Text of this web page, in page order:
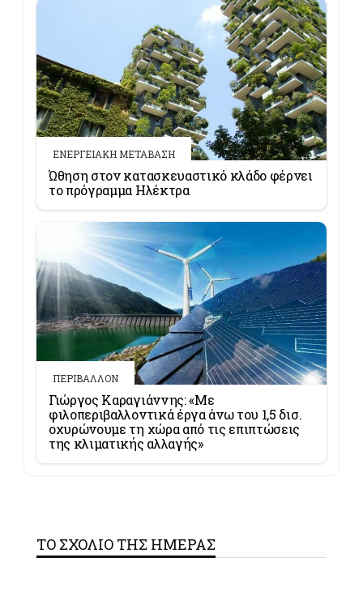
ΕΝΕΡΓΕΙΑΚΗ ΜΕΤΑΒΑΣΗ
Ώθηση στον κατασκευαστικό κλάδο φέρνει
το πρόγραμμα Ηλέκτρα
ΠΕΡΙΒΑΛΛΟΝ
Γιώργος Καραγιάννης: «Με
φιλοπεριβαλλοντικά έργα άνω του 1,5 δισ.
οχυρώνουμε τη χώρα από τις επιπτώσεις
της κλιματικής αλλαγής»
ΤΟ ΣΧΟΛΙΟ ΤΗΣ ΗΜΕΡΑΣ